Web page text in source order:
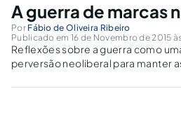
A guerra de marcas
Por Fábio de Oliveira Ribeiro
Publicado em 16 de Novembro de 2015
Reflexões sobre a guerra como
perversão neoliberal para manter
de diversos países acorrentadas ao